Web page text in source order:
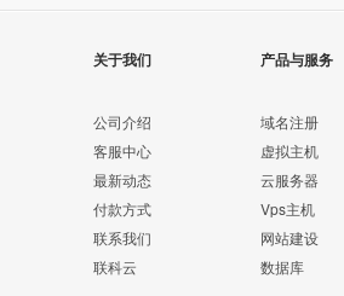
ASP.net
MSSQL
版本:2000/2005/
2008/2012
MySQL
免费预装软件
Urlrewrite
千兆防火墙系统
QQ全球免费电话
24x7x365
关于我们
公司介绍
客服中心
最新动态
付款方式
联系我们
联科云
产品与服务
域名注册
虚拟主机
云服务器
Vps主机
网站建设
数据库